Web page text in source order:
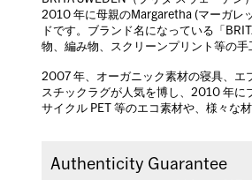
2010 年に母親のMargaretha (マーガレ
ドです。ブランド名になっている「
物、編み物、スクリーンプリント等の
2007 年、オーガニック素材の寝具、エ
スチックラグが人気を博し、2010 年に
サイクル PET 等のエコ素材や、様々な
Authenticity Guarantee